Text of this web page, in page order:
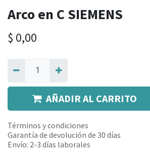
Arco en C SIEMENS
$ 0,00
AÑADIR AL CARRITO
Términos y condiciones
Garantía de devolución de 30 días
Envío: 2-3 días laborales